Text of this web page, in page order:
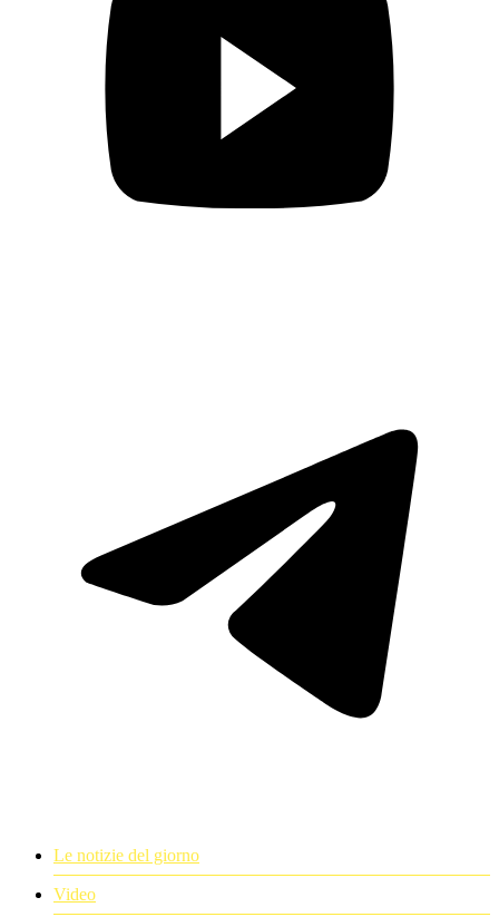
Le notizie del giorno
Video